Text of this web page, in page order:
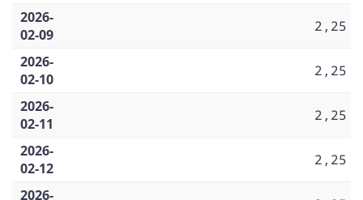
2026-
02-09
2,25
2026-
02-10
2,25
2026-
02-11
2,25
2026-
02-12
2,25
2026-